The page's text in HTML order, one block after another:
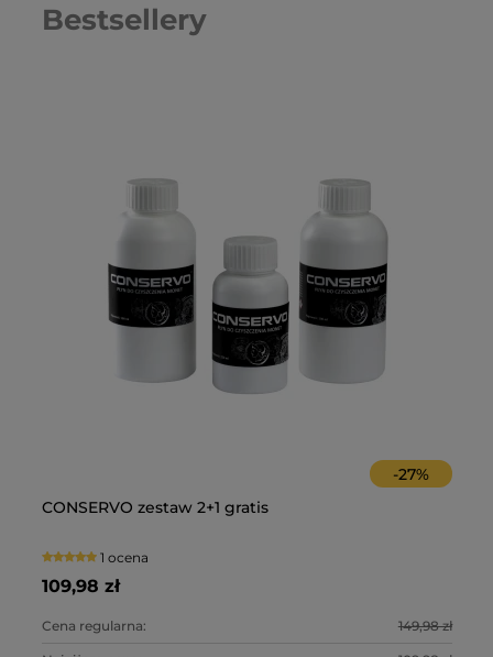
Bestsellery
-27%
CONSERVO zestaw 2+1 gratis
1 ocena
109,98 zł
Cena regularna: 149,98 zł
RUTUS VERSA z nową sondą 28,5DD wodoszczelny
0 ocen
3 290,00 zł